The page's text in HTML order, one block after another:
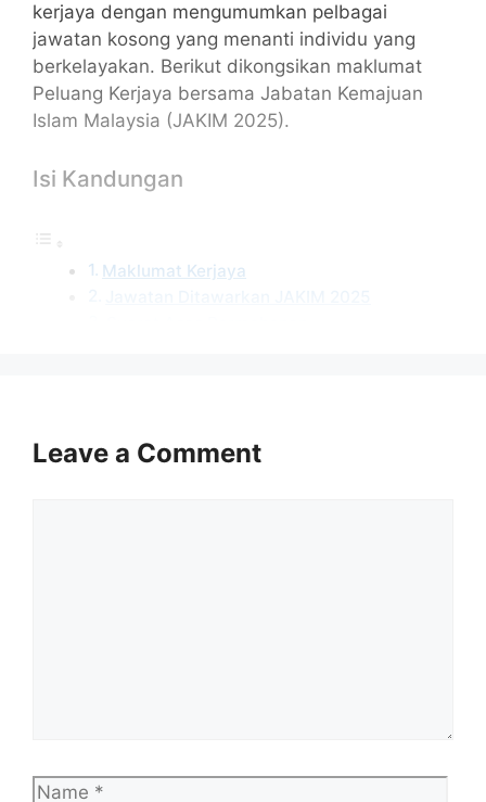
kerjaya dengan mengumumkan pelbagai
jawatan kosong yang menanti individu yang
berkelayakan. Berikut dikongsikan maklumat
Peluang Kerjaya bersama Jabatan Kemajuan
Islam Malaysia (JAKIM 2025).
Isi Kandungan
Maklumat Kerjaya
Permohonan adalah dipelawa daripada
Leave a Comment
Name